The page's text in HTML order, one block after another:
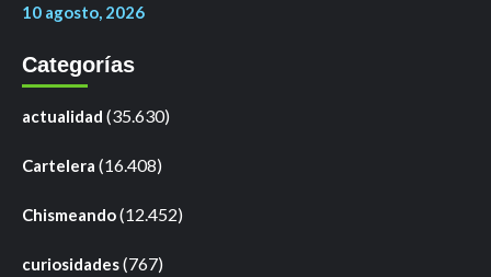
10 agosto, 2026
Categorías
actualidad (35.630)
Cartelera (16.408)
Chismeando(12.452)
curiosidades(767)